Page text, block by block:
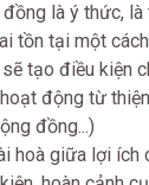
là ý thức, là
tồn tại một
tạo điều kiện
động từ
đồng...)
hoà giữa lợi ích